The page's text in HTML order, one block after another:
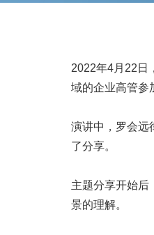
2022年4月22日
域的企业高管参
演讲中，罗会远
了分享。
主题分享开始后
景的理解。